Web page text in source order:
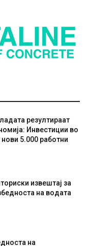
резултираат
Инвестиции во
5.000 работни
извештај за
на водата
на